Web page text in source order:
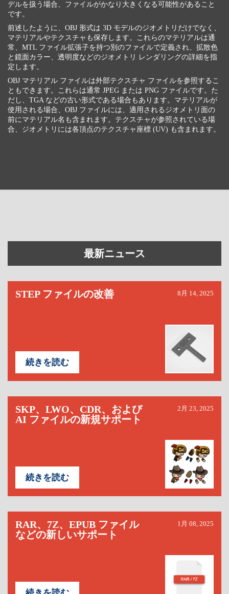
デルを扱う場合、ファイルがかなり大きくなる可能性があること
です。
前述したように、OBJ 形式は 3D モデルのジオメトリだけでなく、
マテリアルやテクスチャも保存します。これらのマテリアルは通
常、MTL ファイル拡張子を持つ別のファイルで定義され、拡散色
と鏡面カラー、透明度などのジオメトリ レンダリングの詳細を指
定します。
OBJ マテリアル ファイルは外部テクスチャ ファイルを参照するこ
ともできます。これらは通常 JPEG または PNG ファイルです。た
だし、TGA などの古い形式である場合もあります。マテリアルが
使用される場合、OBJ ファイルには、適用されるジオメトリ面の
前にマテリアル名も含まれます。テクスチャが参照されている場
合、ジオメトリには各頂点のテクスチャ座標 (UV) も含まれます。
最新ニュース
STEP ファイルの改善 8月 14, 2025
続きを読む
SKP、LWO、CDR、および
AI ファイルの新規サポート
2月 23, 2025
続きを読む
RAR、7Z、EPUB ファイル
などの新しいサポート
1月 08, 2025